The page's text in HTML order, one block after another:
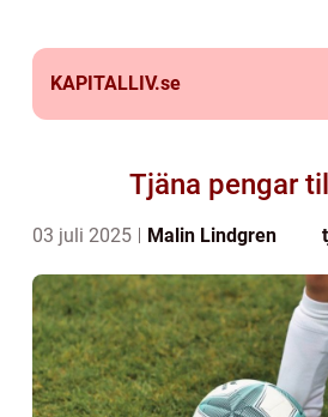
KAPITALLIV.se
Tjäna pengar
03 juli 2025 Malin Lindgren